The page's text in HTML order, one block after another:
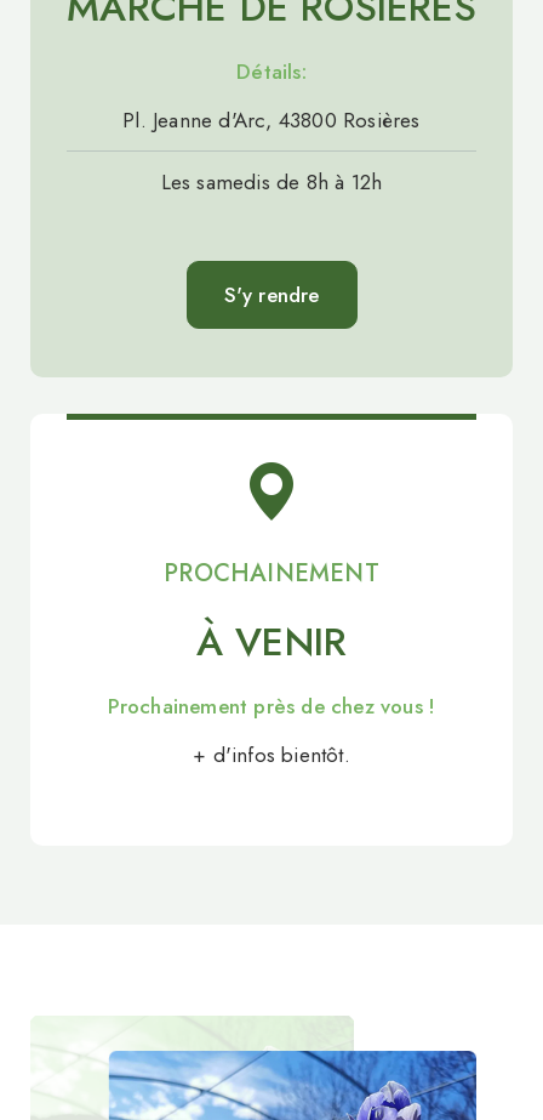
Détails:
Pl. Jeanne d'Arc, 43800 Rosières
Les samedis de 8h à 12h
S'y rendre
PROCHAINEMENT
À VENIR
Prochainement près de chez vous !
+ d'infos bientôt.